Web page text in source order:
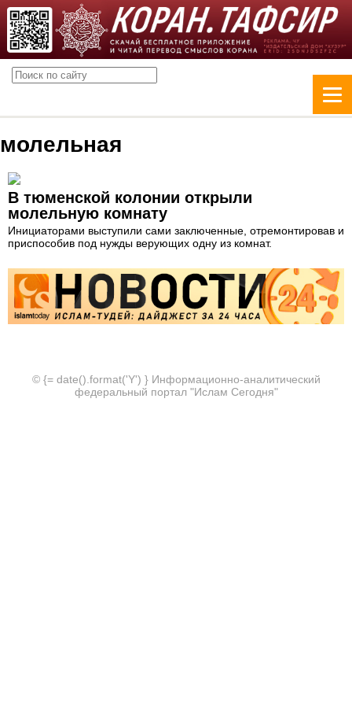
молельная
В тюменской колонии открыли
молельную комнату
Инициаторами выступили сами заключенные, отремонтировав и
приспособив под нужды верующих одну из комнат.
© {= date().format('Y') } Информационно-аналитический
федеральный портал "Ислам Сегодня"